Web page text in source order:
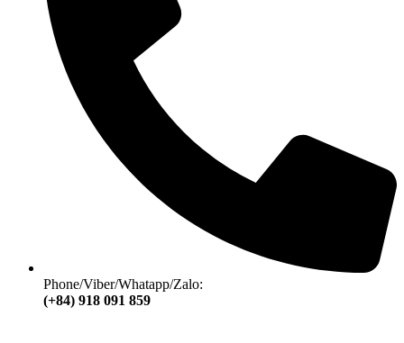
Phone/Viber/Whatapp/Zalo:
(+84) 918 091 859